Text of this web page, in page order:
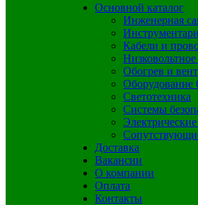
Основной каталог
Инженерная
Кабели и
Обогрев и
Оборудование
Светотехника
Системы
Доставка
Вакансии
О компании
Оплата
Контакты